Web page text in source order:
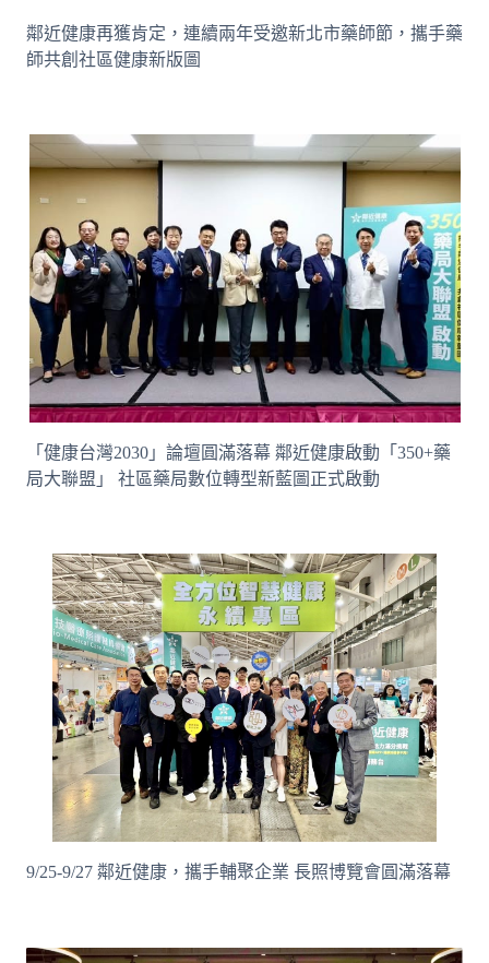
鄰近健康再獲肯定，連續兩年受邀新北市藥師節，攜手藥
師共創社區健康新版圖
「健康台灣2030」論壇圓滿落幕 鄰近健康啟動「350+藥
局大聯盟」 社區藥局數位轉型新藍圖正式啟動
9/25-9/27 鄰近健康，攜手輔聚企業 長照博覽會圓滿落幕